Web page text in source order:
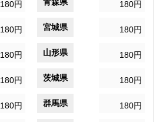
180円 180円
180円 宮城県 180円
180円 山形県 180円
180円 茨城県 180円
180円 群馬県 180円